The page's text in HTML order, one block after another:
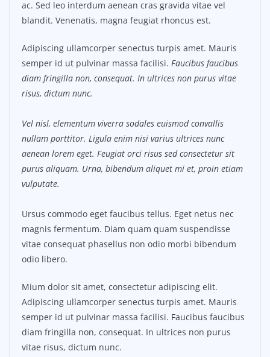
ac. Sed leo interdum aenean cras gravida vitae vel
blandit. Venenatis, magna feugiat rhoncus est.
Adipiscing ullamcorper senectus turpis amet. Mauris
semper id ut pulvinar massa facilisi. Faucibus faucibus
diam fringilla non, consequat. In ultrices non purus vitae
risus, dictum nunc.
Vel nisl, elementum viverra sodales euismod convallis
nullam porttitor. Ligula enim nisi varius ultrices nunc
aenean lorem eget. Feugiat orci risus sed consectetur sit
purus aliquam. Urna, bibendum aliquet mi et, proin etiam
vulputate.
Ursus commodo eget faucibus tellus. Eget netus nec
magnis fermentum. Diam quam quam suspendisse
vitae consequat phasellus non odio morbi bibendum
odio libero.
Mium dolor sit amet, consectetur adipiscing elit.
Adipiscing ullamcorper senectus turpis amet. Mauris
semper id ut pulvinar massa facilisi. Faucibus faucibus
diam fringilla non, consequat. In ultrices non purus
vitae risus, dictum nunc.